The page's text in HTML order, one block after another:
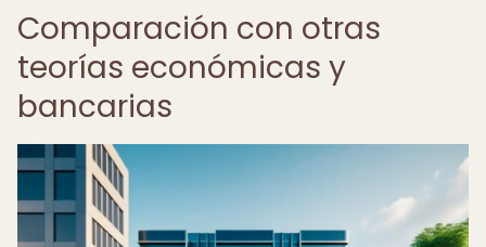
Comparación con otras
teorías económicas y
bancarias